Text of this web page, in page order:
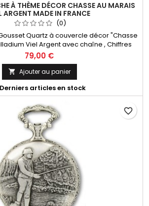
À THÈME DÉCOR CHASSE AU MARAIS
ARGENT MADE IN FRANCE
(0)
Quartz à couvercle décor "Chasse
Viel Argent avec chaîne , Chiffres
Ronda 515 Swiss Parts, 3 aiguilles et
à 3h. Fabrication Française
79,00 €
 Ajouter au panier
Derniers articles en stock
favorite_border